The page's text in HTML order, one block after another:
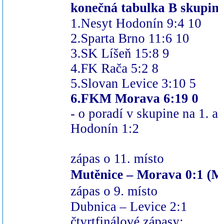
konečná tabulka B
1.Nesyt Hodonín 9:4 10
2.Sparta Brno 11:6 10
3.SK Líšeň 15:8 9
4.FK Rača 5:2 8
5.Slovan Levice 3:10 5
6.FKM Morava 6:19 0
- o poradí v skupine na 1.
Hodonín 1:2
zápas o 11. místo
Mutěnice – Morava 0:1 (
zápas o 9. místo
Dubnica – Levice 2:1